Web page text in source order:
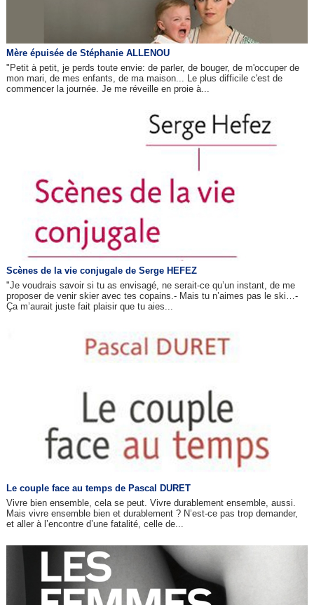
Mère épuisée de Stéphanie ALLENOU
"Petit à petit, je perds toute envie: de parler, de bouger, de m'occuper de
mon mari, de mes enfants, de ma maison... Le plus difficile c'est de
commencer la journée. Je me réveille en proie à...
Scènes de la vie conjugale de Serge HEFEZ
"Je voudrais savoir si tu as envisagé, ne serait-ce qu’un instant, de me
proposer de venir skier avec tes copains.- Mais tu n’aimes pas le ski…-
Ça m’aurait juste fait plaisir que tu aies...
Le couple face au temps de Pascal DURET
Vivre bien ensemble, cela se peut. Vivre durablement ensemble, aussi.
Mais vivre ensemble bien et durablement ? N’est-ce pas trop demander,
et aller à l’encontre d’une fatalité, celle de...